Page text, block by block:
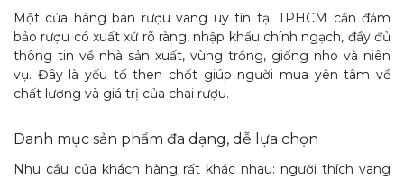
Một cửa hàng bán rượu vang uy tín tại TPHCM cần đảm
bảo rượu có xuất xứ rõ ràng, nhập khẩu chính ngạch, đầy đủ
thông tin về nhà sản xuất, vùng trồng, giống nho và niên
vụ. Đây là yếu tố then chốt giúp người mua yên tâm về
chất lượng và giá trị của chai rượu.
Danh mục sản phẩm đa dạng, dễ lựa chọn
Nhu cầu của khách hàng rất khác nhau: người thích vang